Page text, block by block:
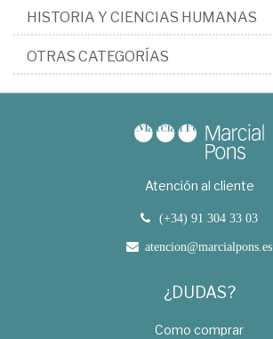
HISTORIA Y CIENCIAS HUMANAS
OTRAS CATEGORÍAS
Atención al cliente
(+34) 91 304 33 03
atencion@marcialpons.es
¿DUDAS?
Como comprar